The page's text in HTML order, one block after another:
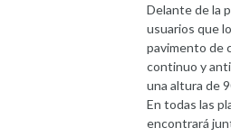
Delante de la
usuarios que
pavimento de
continuo y
una altura de
En todas las
encontrará